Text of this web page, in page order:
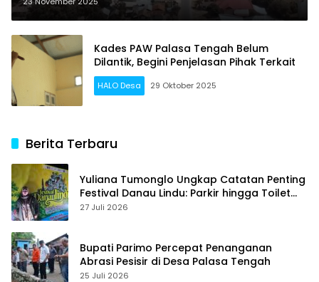
Kades PAW Palasa Tengah Belum
Dilantik, Begini Penjelasan Pihak Terkait
HALO Desa 29 Oktober 2025
Berita Terbaru
Yuliana Tumonglo Ungkap Catatan Penting
Festival Danau Lindu: Parkir hingga Toilet
Harus Jadi Prioritas
27 Juli 2026
Bupati Parimo Percepat Penanganan
Abrasi Pesisir di Desa Palasa Tengah
25 Juli 2026